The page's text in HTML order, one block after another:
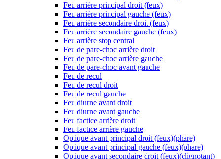
Feu arrière principal droit (feux)
Feu arrière principal gauche (feux)
Feu arrière secondaire droit (feux)
Feu arrière secondaire gauche (feux)
Feu arrière stop central
Feu de pare-choc arrière droit
Feu de pare-choc arrière gauche
Feu de pare-choc avant gauche
Feu de recul
Feu de recul droit
Feu de recul gauche
Feu diurne avant droit
Feu diurne avant gauche
Feu factice arrière droit
Feu factice arrière gauche
Optique avant principal droit (feux)(phare)
Optique avant principal gauche (feux)(phare)
Optique avant secondaire droit (feux)(clignotant)